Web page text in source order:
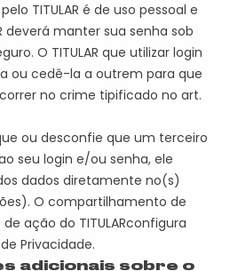
TITULAR é de uso pessoal e
deverá manter sua senha sob
O TITULAR que utilizar login
ou cedê-la a outrem para que
no crime tipificado no art.
ou desconfie que um terceiro
seu login e/ou senha, ele
dados diretamente no(s)
ões). O compartilhamento de
ação do TITULARconfigura
Privacidade.
adicionais sobre o